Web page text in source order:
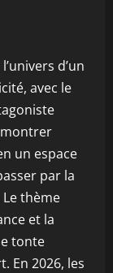
d’un
avec le
un espace
par la
thème
et la
tonte
En 2026, les